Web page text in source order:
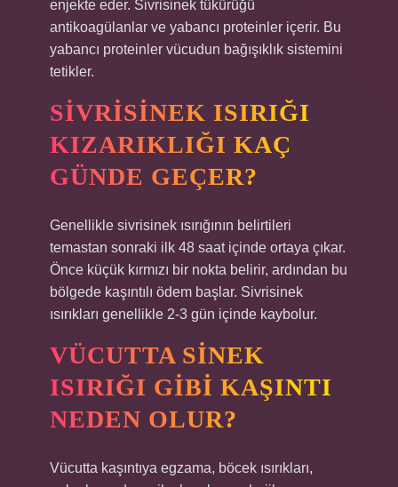
enjekte eder. Sivrisinek tükürüğü
antikoagülanlar ve yabancı proteinler içerir. Bu
yabancı proteinler vücudun bağışıklık sistemini
tetikler.
SIVRISINEK ISIRIĞI
KIZARIKLIĞI KAÇ
GÜNDE GEÇER?
Genellikle sivrisinek ısırığının belirtileri
temastan sonraki ilk 48 saat içinde ortaya çıkar.
Önce küçük kırmızı bir nokta belirir, ardından bu
bölgede kaşıntılı ödem başlar. Sivrisinek
ısırıkları genellikle 2-3 gün içinde kaybolur.
VÜCUTTA SINEK
ISIRIĞI GIBI KAŞINTI
NEDEN OLUR?
Vücutta kaşıntıya egzama, böcek ısırıkları,